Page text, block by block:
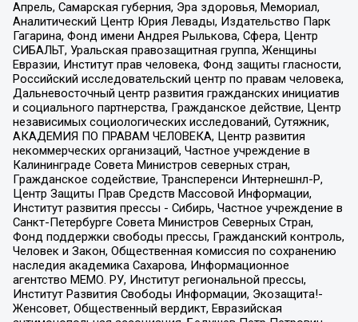
Апрель, Самарская губерния, Эра здоровья, Мемориал,
Аналитический Центр Юрия Левады, Издательство Парк
Гагарина, Фонд имени Андрея Рылькова, Сфера, Центр
СИБАЛЬТ, Уральская правозащитная группа, Женщины
Евразии, Институт прав человека, Фонд защиты гласности,
Российский исследовательский центр по правам человека,
Дальневосточный центр развития гражданских инициатив
и социального партнерства, Гражданское действие, Центр
независимых социологических исследований, Сутяжник,
АКАДЕМИЯ ПО ПРАВАМ ЧЕЛОВЕКА, Центр развития
некоммерческих организаций, Частное учреждение в
Калининграде Совета Министров северных стран,
Гражданское содействие, Трансперенси Интернешнл-Р,
Центр Защиты Прав Средств Массовой Информации,
Институт развития прессы - Сибирь, Частное учреждение в
Санкт-Петербурге Совета Министров Северных Стран,
Фонд поддержки свободы прессы, Гражданский контроль,
Человек и Закон, Общественная комиссия по сохранению
наследия академика Сахарова, Информационное
агентство МЕМО. РУ, Институт региональной прессы,
Институт Развития Свободы Информации, Экозащита!-
Женсовет, Общественный вердикт, Евразийская